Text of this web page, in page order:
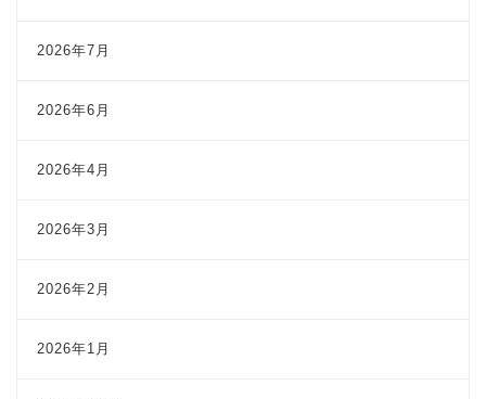
2026年7月
2026年6月
2026年4月
2026年3月
2026年2月
2026年1月